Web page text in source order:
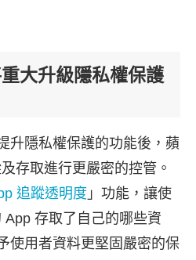
大升級隱私權保護
升隱私權保護的功能後，蘋
存取進行更嚴密的控管。
追蹤透明度 」功能，讓使
存取了自己的哪些資
使用者資料更堅固嚴密的保